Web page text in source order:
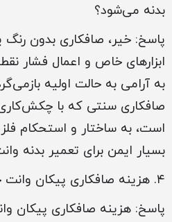
بدنه می‌شود؟
ابزارهای خاص و اعمال فشار
به آرامی به حالت اولیه
صافکاری سنتی که با
است، به ساختار و استحکام
بسیار ایمن برای تعمیر بدنه
۴. هزینه صافکاری پیکان وانت چگونه محاسبه می‌شود؟
پاسخ: هزینه صافکاری پیکان